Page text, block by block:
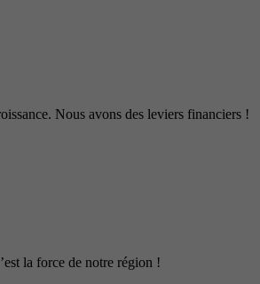
Nous avons des leviers financiers !
la force de notre région !